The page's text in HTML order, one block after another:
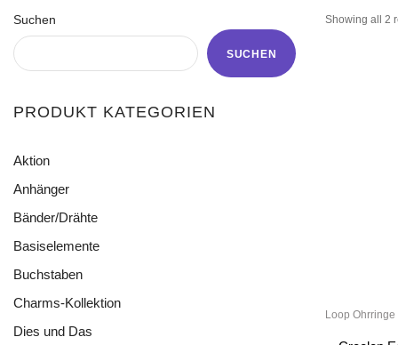
Showing all 2
Loop Ohrringe
Suchen
SUCHEN
PRODUKT KATEGORIEN
Aktion
Anhänger
Acryl
Blättchen
Cat Eye
Charms Blumen
Charms Edelstahl
Bänder/Drähte
Baumwollcordel
Buntes Gummiband
Draht
Elastikband
Basiselemente
Divers
Oval
Ringe
Buchstaben
Charms-Kollektion
Anhänger
Dies und Das